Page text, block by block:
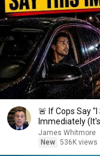
🚨 If Cops Say
Immediately
James Whitmore
New 536K views